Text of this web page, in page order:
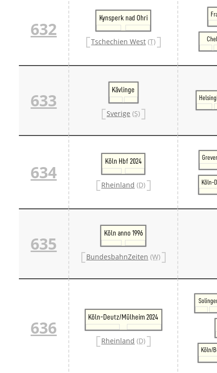
632
Kynsperk nad Ohri
Tschechien West (T)
633
Kävlinge
Sverige (S)
634
Köln Hbf 2024
Rheinland (D) Köln-
635
Köln anno 1996
BundesbahnZeiten (W)
636
Köln-Deutz/Mülheim 2024
Rheinland (D)
Köln/